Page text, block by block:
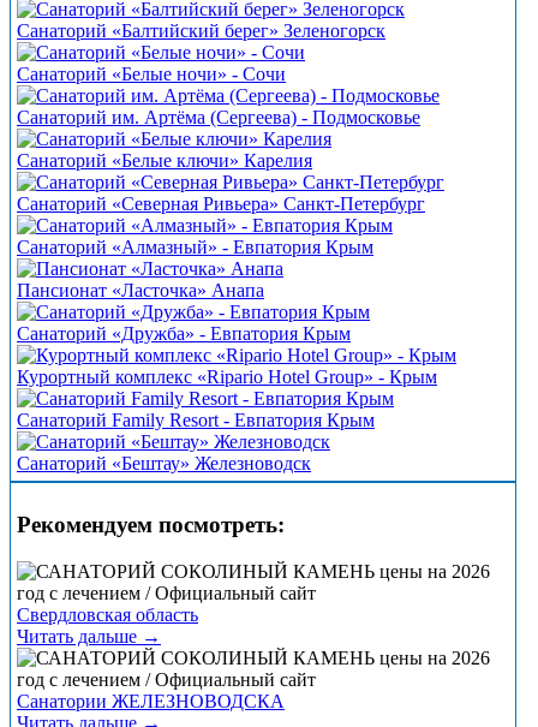
Санаторий «Балтийский берег» Зеленогорск
Санаторий «Белые ночи» - Сочи
Санаторий им. Артёма (Сергеева) - Подмосковье
Санаторий «Белые ключи» Карелия
Санаторий «Северная Ривьера» Санкт-Петербург
Санаторий «Алмазный» - Евпатория Крым
Пансионат «Ласточка» Анапа
Санаторий «Дружба» - Евпатория Крым
Курортный комплекс «Ripario Hotel Group» - Крым
Санаторий Family Resort - Евпатория Крым
Санаторий «Бештау» Железноводск
Рекомендуем посмотреть:
Свердловская область
Читать дальше →
Санатории ЖЕЛЕЗНОВОДСКА
Читать дальше →